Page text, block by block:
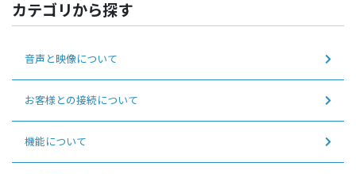
カテゴリから探す
音声と映像について
お客様との接続について
機能について